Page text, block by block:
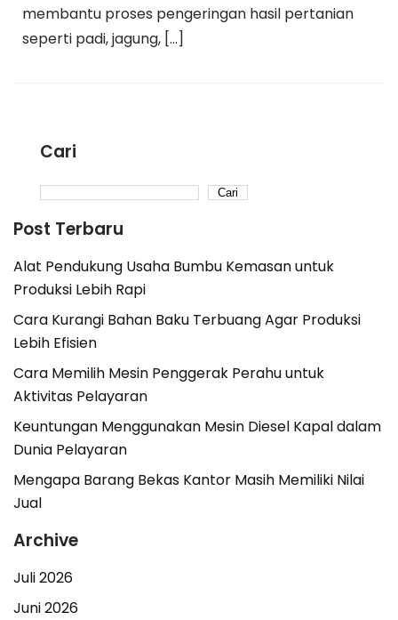
membantu proses pengeringan hasil pertanian
seperti padi, jagung, […]
Cari
Cari
Post Terbaru
Alat Pendukung Usaha Bumbu Kemasan untuk
Produksi Lebih Rapi
Cara Kurangi Bahan Baku Terbuang Agar Produksi
Lebih Efisien
Cara Memilih Mesin Penggerak Perahu untuk
Aktivitas Pelayaran
Keuntungan Menggunakan Mesin Diesel Kapal dalam
Dunia Pelayaran
Mengapa Barang Bekas Kantor Masih Memiliki Nilai
Jual
Archive
Juli 2026
Juni 2026